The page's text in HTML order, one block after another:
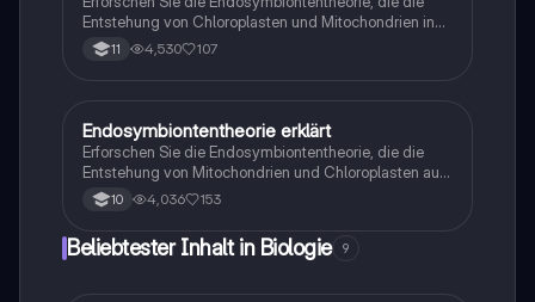
suchen.
Entstehung von Chloroplasten und Mitochondrien in
eukaryotischen Zellen erklärt. Diese
Zusammenfassung behandelt die Rolle von
Prokaryoten und Eukaryoten. Ideal für Studierende der
Biologie, die ein tieferes Verständnis der Zellstruktur
und -funktion erlangen möchten.
11 4,530 107
Biologie
Endosymbiontentheorie erklärt
Erforschen Sie die Endosymbiontentheorie, die die
Entstehung von Mitochondrien und Chloroplasten aus
symbiotischen Prokaryoten beschreibt. Diese
Zusammenfassung behandelt die Struktur von
und die evolutionären Beweise für die Symbiose
10 4,036 153
Beliebtester Inhalt in Biologie 9